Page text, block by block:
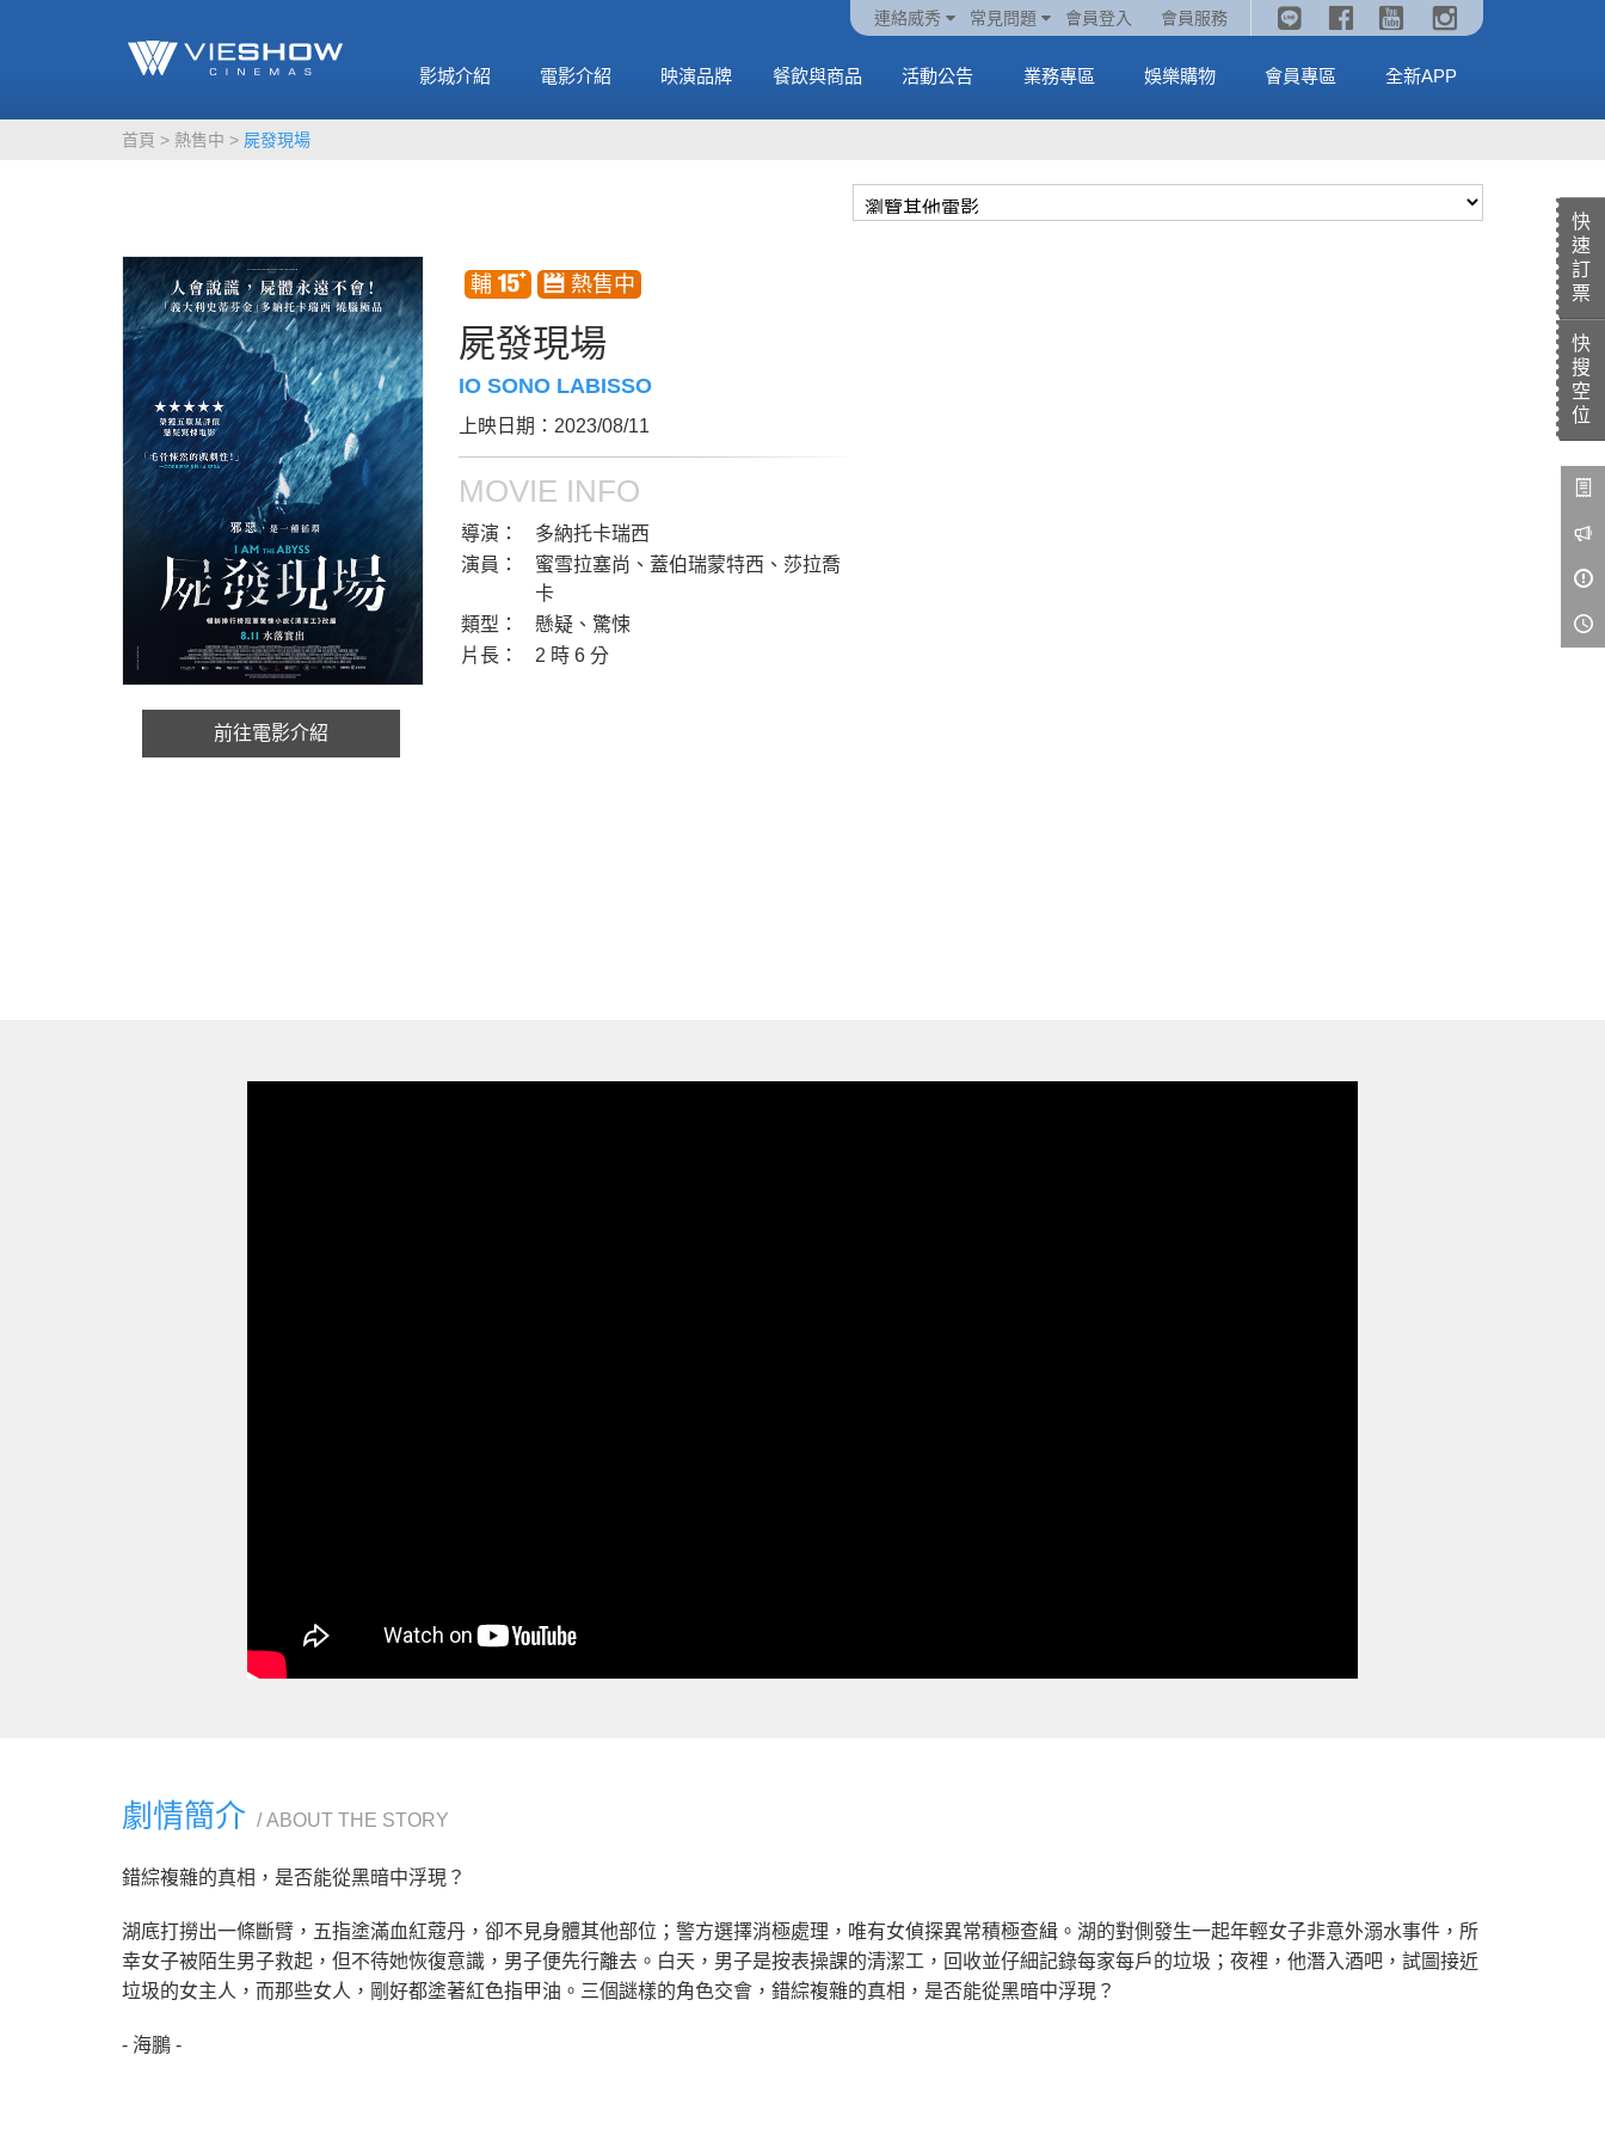
連絡威秀 常見問題 會員登入 會員服務
影城介紹 電影介紹
MORE MORE
火熱預售中《橡樹街
末日》
MORE
火熱預售中《汪汪隊立大功：恐龍大電影》
映演品牌 餐飲與商品
MORE MORE
🥤威秀獨家電影套餐
🥤全台熱賣中
MORE
《劇場版吉伊卡哇》🥤威秀獨家電影套餐🥤
全台熱賣中
MORE
活動公告 業務專區 娛樂購物 會員專區 全新APP
快
速
訂
票
快
搜
空
位
首頁 熱售中 屍發現場
前往電影介紹
屍發現場
IO SONO LABISSO
上映日期：2023/08/11
MOVIE INFO
導演：
多納托卡瑞西
演員：
蜜雪拉塞尚、蓋伯瑞蒙特西、莎拉喬
卡
類型：
懸疑、驚悚
片長：
2 時 6 分
劇情簡介 ABOUT THE STORY
錯綜複雜的真相，是否能從黑暗中浮現？
湖底打撈出一條斷臂，五指塗滿血紅蔻丹，卻不見身體其他部位；警方選擇消極處理，唯有女偵探異常積極查緝。湖的對側發生一起年輕女子非意外溺水事件，所
幸女子被陌生男子救起，但不待她恢復意識，男子便先行離去。白天，男子是按表操課的清潔工，回收並仔細記錄每家每戶的垃圾；夜裡，他潛入酒吧，試圖接近
垃圾的女主人，而那些女人，剛好都塗著紅色指甲油。三個謎樣的角色交會，錯綜複雜的真相，是否能從黑暗中浮現？
- 海鵬 -